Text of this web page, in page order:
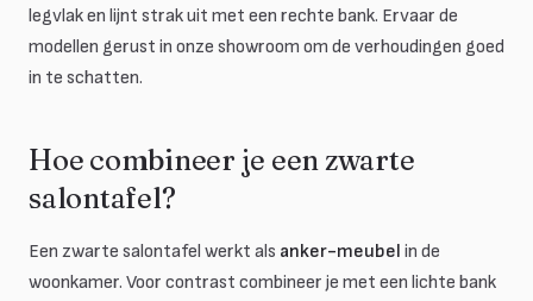
legvlak en lijnt strak uit met een rechte bank. Ervaar de
modellen gerust in onze showroom om de verhoudingen goed
in te schatten.
Hoe combineer je een zwarte
salontafel?
Een zwarte salontafel werkt als anker-meubel in de
woonkamer. Voor contrast combineer je met een lichte bank